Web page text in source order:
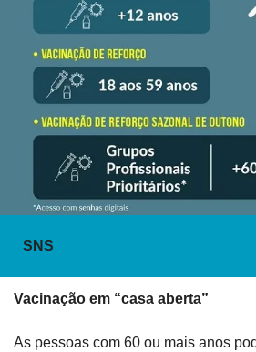
SNS
Vacinação em “casa aberta”
As pessoas com 60 ou mais anos